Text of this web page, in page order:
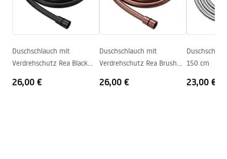
Gebürstetes Kupfer
Garantiebedingungen
Warranty_Terms_and_Conditions_Accessories_-_24.pdf
Duschschlauch mit
Verdrehschutz Rea Black
26,00 €
Duschschlauch mit
Verdrehschutz Rea Brush
26,00 €
150 cm
23,00 €